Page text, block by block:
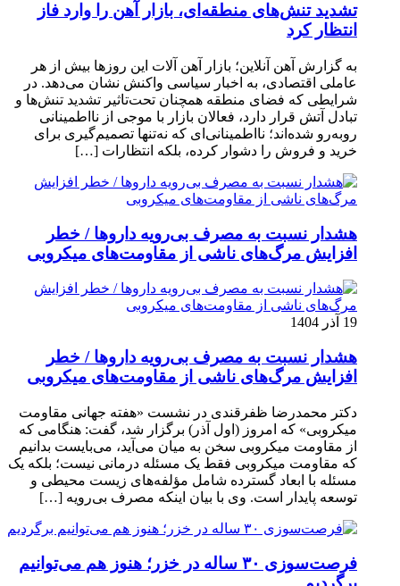
تشدید تنش‌های منطقه‌ای، بازار آهن را وارد فاز
انتظار کرد
به گزارش آهن آنلاین؛ بازار آهن آلات این روزها بیش از هر
عاملی اقتصادی، به اخبار سیاسی واکنش نشان می‌دهد. در
شرایطی که فضای منطقه همچنان تحت‌تاثیر تشدید تنش‌ها و
تبادل آتش قرار دارد، فعالان بازار با موجی از نااطمینانی
روبه‌رو شده‌اند؛ نااطمینانی‌ای که نه‌تنها تصمیم‌گیری برای
خرید و فروش را دشوار کرده، بلکه انتظارات […]
هشدار نسبت به مصرف بی‌رویه داروها / خطر
افزایش مرگ‌های ناشی از مقاومت‌های میکروبی
19 آذر 1404
هشدار نسبت به مصرف بی‌رویه داروها / خطر
افزایش مرگ‌های ناشی از مقاومت‌های میکروبی
دکتر محمدرضا ظفرقندی در نشست «هفته جهانی مقاومت
میکروبی» که امروز (اول آذر) برگزار شد، گفت: هنگامی که
از مقاومت میکروبی سخن به میان می‌آید، می‌بایست بدانیم
که مقاومت میکروبی فقط یک مسئله درمانی نیست؛ بلکه یک
مسئله با ابعاد گسترده شامل مؤلفه‌های زیست محیطی و
توسعه پایدار است. وی با بیان اینکه مصرف بی‌رویه […]
فرصت‌سوزی ۳۰ ساله در خزر؛ هنوز هم می‌توانیم